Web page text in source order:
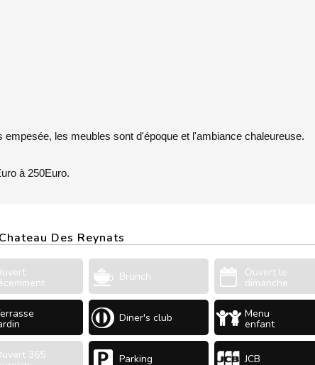
les meubles sont d'époque et l'ambiance chaleureuse.
à 250Euro.
Des Reynats
Brunch Ouvert le
dimanche
Diner's club Menu
enfant
365 Parking JCB